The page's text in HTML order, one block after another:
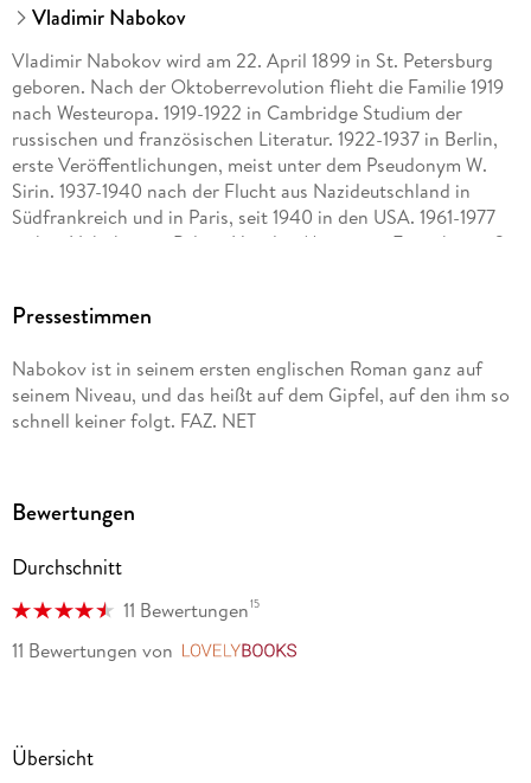
Vladimir Nabokov
Vladimir Nabokov wird am 22. April 1899 in St. Petersburg
geboren. Nach der Oktoberrevolution flieht die Familie 1919
nach Westeuropa. 1919-1922 in Cambridge Studium der
russischen und französischen Literatur. 1922-1937 in Berlin,
erste Veröffentlichungen, meist unter dem Pseudonym W.
Sirin. 1937-1940 nach der Flucht aus Nazideutschland in
Südfrankreich und in Paris, seit 1940 in den USA. 1961-1977
wohnt Nabokov im Palace Hotel in Montreux. Er stirbt am 2.
Dieter E. Zimmer, geb. 1934, war freier Autor und Übersetzer.
Leiter des Feuilletons, danach als Wissenschaftsjournalist mit
den Schwerpunkten Psychologie, Biologie, Medizin und
Linguistik. Neben zahlreichen weiteren Auszeichnungen
u. a. als Herausgeber und Übersetzer für die Nabokov-
Gesamtausgabe verantwortlich. Dieter E. Zimmer starb 2020
Pressestimmen
Nabokov ist in seinem ersten englischen Roman ganz auf
seinem Niveau, und das heißt auf dem Gipfel, auf den ihm so
schnell keiner folgt. FAZ. NET
Bewertungen
Durchschnitt
11 Bewertungen15
11 Bewertungen von
Übersicht